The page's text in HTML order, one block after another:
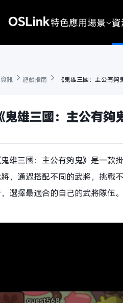
特色應用場景
資訊 遊戲指南 《鬼雄三國：主公有
鬼雄三國：主公有
鬼雄三國：主公有夠鬼》是一款
，通過搭配不同的武將，挑戰
選擇最適合的自己的武將隊伍。